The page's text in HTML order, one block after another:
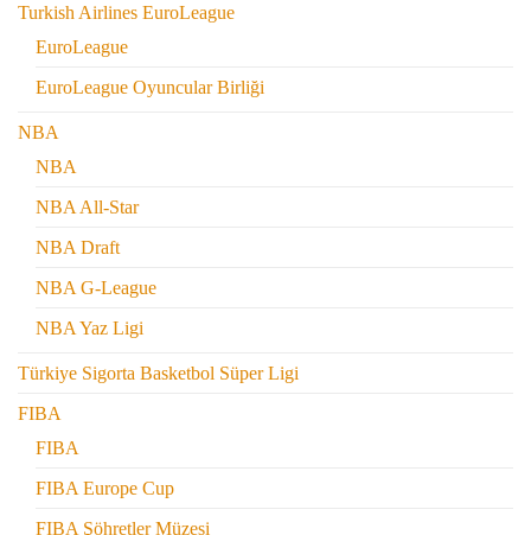
Turkish Airlines EuroLeague
EuroLeague
EuroLeague Oyuncular Birliği
NBA
NBA
NBA All-Star
NBA Draft
NBA G-League
NBA Yaz Ligi
Türkiye Sigorta Basketbol Süper Ligi
FIBA
FIBA
FIBA Europe Cup
FIBA Şöhretler Müzesi